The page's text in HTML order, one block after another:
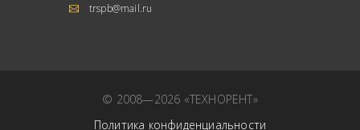
trspb@mail.ru
© 2008—2026 «ТЕХНОРЕНТ»
Политика конфиденциальности